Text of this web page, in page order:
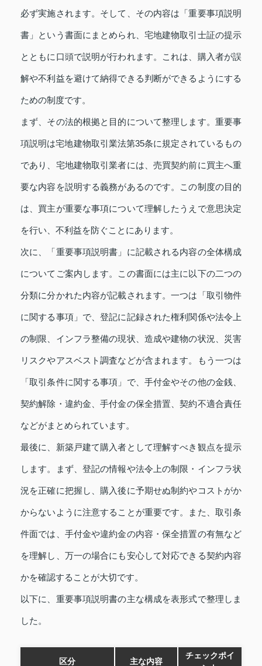
必ず実施されます。そして、その内容は「重要事項説明
書」という書面にまとめられ、宅地建物取引士証の提示
とともに口頭で説明が行われます。これは、購入者が誤
解や不利益を避けて納得できる判断ができるようにする
ための制度です。
まず、その法的根拠と目的について整理します。重要事
項説明は宅地建物取引業法第35条に規定されているもの
であり、宅地建物取引業者には、売買契約前に買主へ重
要な内容を説明する義務があるのです。この制度の目的
は、買主が重要な事項について理解したうえで意思決定
を行い、不利益を防ぐことにあります。
次に、「重要事項説明書」に記載される内容の全体構成
についてご案内します。この書面には主に以下の二つの
分類に分かれた内容が記載されます。一つは「取引物件
に関する事項」で、登記に記録された権利関係や法令上
の制限、インフラ整備の現状、造成や建物の状況、災害
リスクやアスベスト調査などが含まれます。もう一つは
「取引条件に関する事項」で、手付金やその他の金銭、
契約解除・違約金、手付金の保全措置、契約不適合責任
などがまとめられています。
最後に、新築戸建て購入者として理解すべき観点を提示
します。まず、登記の情報や法令上の制限・インフラ状
況を正確に把握し、購入後に予期せぬ制約やコストがか
からないように注意することが重要です。また、取引条
件面では、手付金や違約金の内容・保全措置の有無など
を理解し、万一の場合にも安心して対応できる契約内容
かを確認することが大切です。
以下に、重要事項説明書の主な構成を表形式で整理しま
した。
区分 主な内容
チェックポイ